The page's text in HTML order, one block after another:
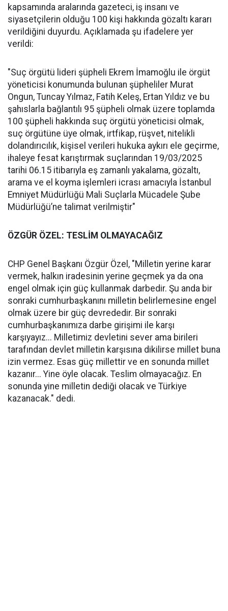
kapsamında aralarında gazeteci, iş insanı ve
siyasetçilerin olduğu 100 kişi hakkında gözaltı kararı
verildiğini duyurdu. Açıklamada şu ifadelere yer
verildi:
"Suç örgütü lideri şüpheli Ekrem İmamoğlu ile örgüt
yöneticisi konumunda bulunan şüpheliler Murat
Ongun, Tuncay Yılmaz, Fatih Keleş, Ertan Yıldız ve bu
şahıslarla bağlantılı 95 şüpheli olmak üzere toplamda
100 şüpheli hakkında suç örgütü yöneticisi olmak,
suç örgütüne üye olmak, irtfikap, rüşvet, nitelikli
dolandırıcılık, kişisel verileri hukuka aykırı ele geçirme,
ihaleye fesat karıştırmak suçlarından 19/03/2025
tarihi 06.15 itibarıyla eş zamanlı yakalama, gözaltı,
arama ve el koyma işlemleri icrası amacıyla İstanbul
Emniyet Müdürlüğü Mali Suçlarla Mücadele Şube
Müdürlüğü’ne talimat verilmiştir"
ÖZGÜR ÖZEL: TESLİM OLMAYACAĞIZ
CHP Genel Başkanı Özgür Özel, "Milletin yerine karar
vermek, halkın iradesinin yerine geçmek ya da ona
engel olmak için güç kullanmak darbedir. Şu anda bir
sonraki cumhurbaşkanını milletin belirlemesine engel
olmak üzere bir güç devrededir. Bir sonraki
cumhurbaşkanımıza darbe girişimi ile karşı
karşıyayız... Milletimiz devletini sever ama birileri
tarafından devlet milletin karşısına dikilirse millet buna
izin vermez. Esas güç millettir ve en sonunda millet
kazanır... Yine öyle olacak. Teslim olmayacağız. En
sonunda yine milletin dediği olacak ve Türkiye
kazanacak." dedi.